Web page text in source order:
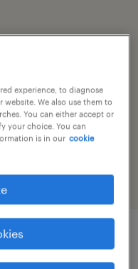
experience, to diagnose
We also use them to
You can either accept or
your choice. You can
is in our cookie